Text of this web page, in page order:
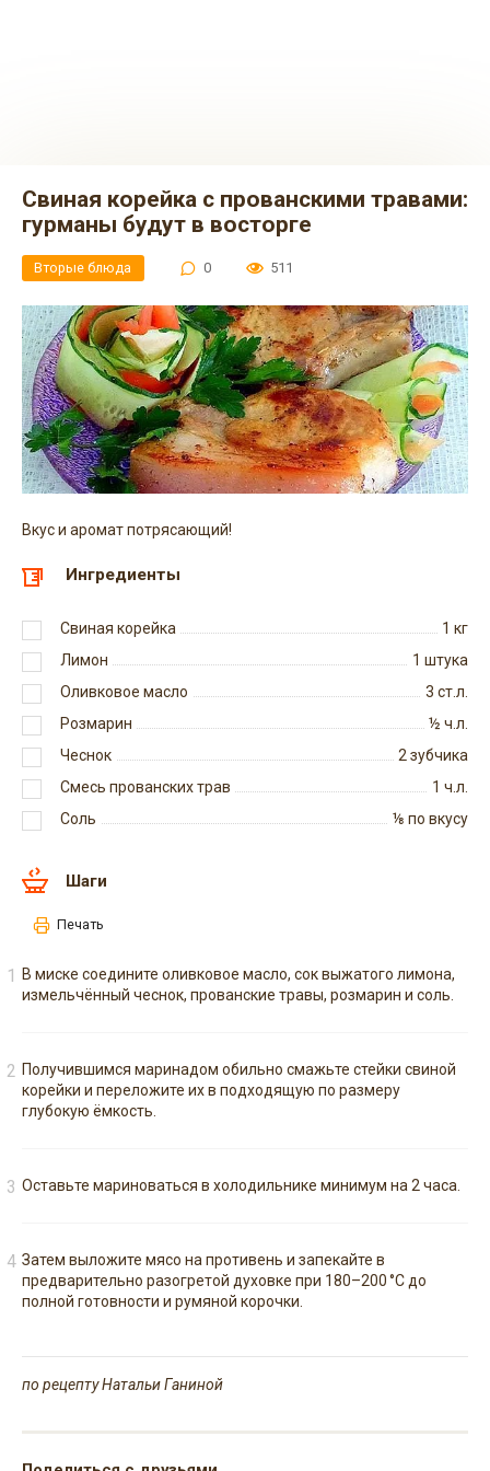
Свиная корейка с прованскими травами:
гурманы будут в восторге
Вторые блюда 0 511
Вкус и аромат потрясающий!
Ингредиенты
Свиная корейка 1 кг
Лимон
1 штука
Оливковое масло
3 ст.л.
Розмарин
½ ч.л.
Чеснок
2зубчика
Смесь прованских трав
1 ч.л.
Соль
⅛ по вкусу
Шаги
Печать
В миске соедините оливковое масло, сок выжатого лимона,
измельчённый чеснок, прованские травы, розмарин и соль.
Получившимся маринадом обильно смажьте стейки свиной
корейки и переложите их в подходящую по размеру
глубокую ёмкость.
Оставьте мариноваться в холодильнике минимум на 2 часа.
Затем выложите мясо на противень и запекайте в
предварительно разогретой духовке при 180–200 °C до
полной готовности и румяной корочки.
по рецепту Натальи Ганиной